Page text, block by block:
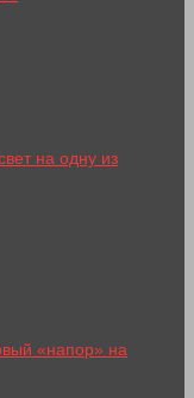
на одну из
«напор» на